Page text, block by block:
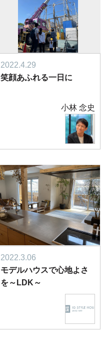
2022.4.29
笑顔あふれる一日に
小林 念史
2022.3.06
モデルハウスで心地よさ
を～LDK～